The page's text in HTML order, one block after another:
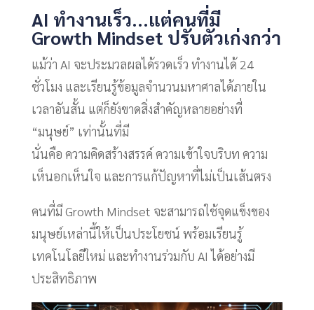
AI ทำงานเร็ว...แต่คนที่มี
Growth Mindset ปรับตัวเก่งกว่า
แม้ว่า AI จะประมวลผลได้รวดเร็ว ทำงานได้ 24
ชั่วโมง และเรียนรู้ข้อมูลจำนวนมหาศาลได้ภายใน
เวลาอันสั้น แต่ก็ยังขาดสิ่งสำคัญหลายอย่างที่
“มนุษย์” เท่านั้นที่มี
นั่นคือ ความคิดสร้างสรรค์ ความเข้าใจบริบท ความ
เห็นอกเห็นใจ และการแก้ปัญหาที่ไม่เป็นเส้นตรง
คนที่มี Growth Mindset จะสามารถใช้จุดแข็งของ
มนุษย์เหล่านี้ให้เป็นประโยชน์ พร้อมเรียนรู้
เทคโนโลยีใหม่ และทำงานร่วมกับ AI ได้อย่างมี
ประสิทธิภาพ